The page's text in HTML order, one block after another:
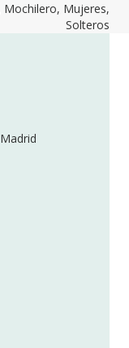
Mochilero, Mujeres,
Solteros